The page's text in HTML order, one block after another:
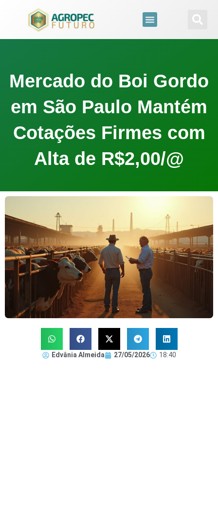
conteúdo
Mercado do Boi Gordo
em São Paulo Mantém
Cotações Firmes com
Alta de R$2,00/@
Edvânia Almeida 27/05/2026 18:40